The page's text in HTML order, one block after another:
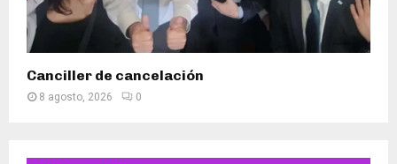
Canciller de cancelación
8 agosto, 2026 0